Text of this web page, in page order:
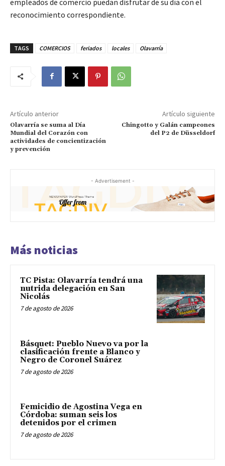
reconocimiento correspondiente.
TAGS COMERCIOS feriados locales Olavarría
Artículo anterior
Olavarría se suma al Día
Mundial del Corazón con
actividades de concientización
y prevención
Artículo siguiente
Chingotto y Galán campeones
del P2 de Düsseldorf
- Advertisement -
Más noticias
TC Pista: Olavarría tendrá una
nutrida delegación en San
Nicolás
7 de agosto de 2026
Básquet: Pueblo Nuevo va por la
clasificación frente a Blanco y
Negro de Coronel Suárez
7 de agosto de 2026
Femicidio de Agostina Vega en
Córdoba: suman seis los
detenidos por el crimen
7 de agosto de 2026